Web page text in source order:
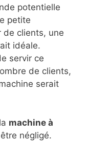
potentielle
petite
de clients, une
idéale.
servir ce
de clients,
serait
machine à
négligé.